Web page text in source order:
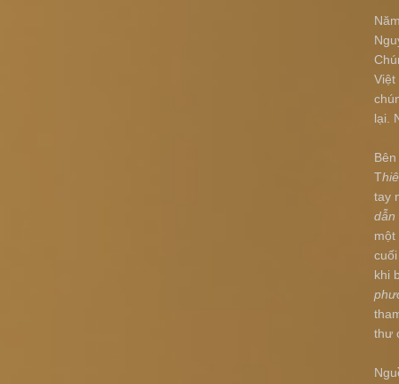
Việt
lại.
T
tay
dẫn
một
khi
thư